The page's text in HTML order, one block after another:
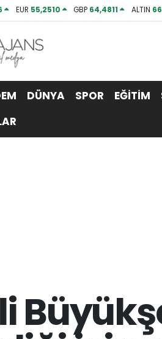
EUR 55,2510 GBP 64,4811 ALTIN
DÜNYA SPOR EĞİTİM